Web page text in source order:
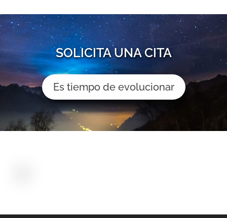
SOLICITA UNA CITA
Es tiempo de evolucionar